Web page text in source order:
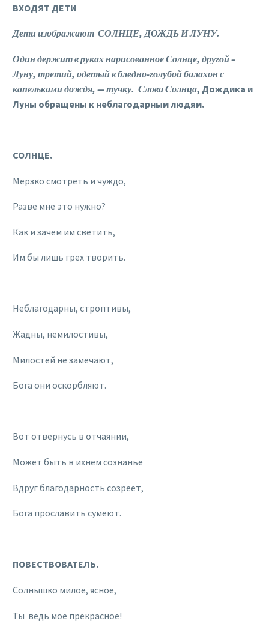
ВХОДЯТ ДЕТИ
Дети изображают СОЛНЦЕ, ДОЖДЬ И ЛУНУ.
Один держит в руках нарисованное Солнце, другой –
Луну, третий, одетый в бледно-голубой балахон с
капельками дождя, — тучку. Слова Солнца, Дождика и
Луны обращены к неблагодарным людям.
СОЛНЦЕ.
Мерзко смотреть и чуждо,
Разве мне это нужно?
Как и зачем им светить,
Им бы лишь грех творить.
Неблагодарны, строптивы,
Жадны, немилостивы,
Милостей не замечают,
Бога они оскорбляют.
Вот отвернусь в отчаянии,
Может быть в ихнeм сознанье
Вдруг благодарность созреет,
Бога прославить сумеют.
ПОВЕСТВОВАТЕЛЬ.
Солнышко милое, ясное,
Ты ведь мое прекрасное!